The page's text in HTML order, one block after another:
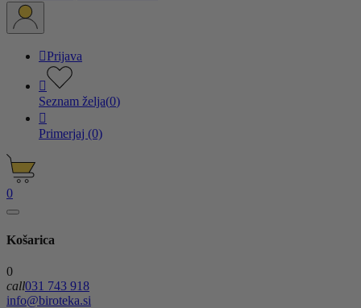
Prijava

Seznam želja(0)

Primerjaj (0)
0
Košarica
0
call031 743 918
info@biroteka.si